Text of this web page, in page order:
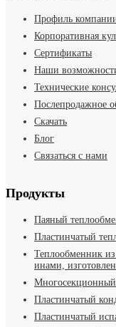
Профиль
Корпоративная
Сертификаты
Наши
Технические
Послепродажное
Скачать
Блог
Связаться с нами
Продукты
Паяный
Пластинчатый
Теплообменник
инами,
Пластинчатый
Пластинчатый